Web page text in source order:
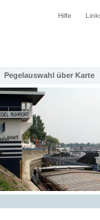
Hilfe
Pegelauswahl über Karte